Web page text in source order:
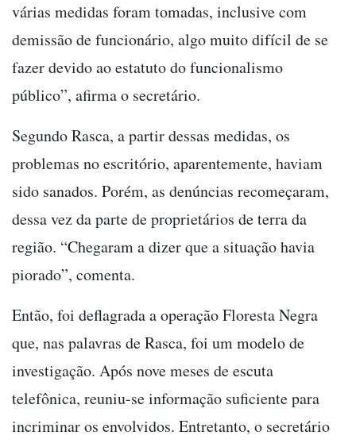
várias medidas foram tomadas, inclusive com
demissão de funcionário, algo muito difícil de se
fazer devido ao estatuto do funcionalismo
público”, afirma o secretário.
Segundo Rasca, a partir dessas medidas, os
problemas no escritório, aparentemente, haviam
sido sanados. Porém, as denúncias recomeçaram,
dessa vez da parte de proprietários de terra da
região. “Chegaram a dizer que a situação havia
piorado”, comenta.
Então, foi deflagrada a operação Floresta Negra
que, nas palavras de Rasca, foi um modelo de
investigação. Após nove meses de escuta
telefônica, reuniu-se informação suficiente para
incriminar os envolvidos. Entretanto, o secretário